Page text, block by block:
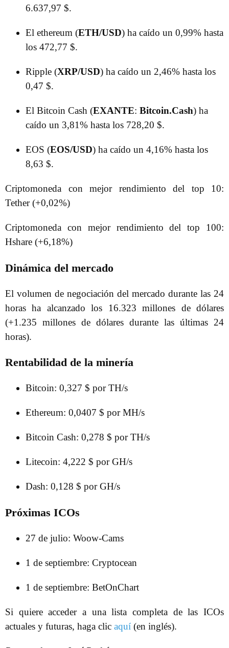
6.637,97 $.
El ethereum (ETH/USD) ha caído un 0,99% hasta
los 472,77 $.
Ripple (XRP/USD) ha caído un 2,46% hasta los
0,47 $.
El Bitcoin Cash (EXANTE: Bitcoin.Cash) ha
caído un 3,81% hasta los 728,20 $.
EOS (EOS/USD) ha caído un 4,16% hasta los
8,63 $.
Criptomoneda con mejor rendimiento del top 10:
Tether (+0,02%)
Criptomoneda con mejor rendimiento del top 100:
Hshare (+6,18%)
Dinámica del mercado
El volumen de negociación del mercado durante las 24
horas ha alcanzado los 16.323 millones de dólares
(+1.235 millones de dólares durante las últimas 24
horas).
Rentabilidad de la minería
Bitcoin: 0,327 $ por TH/s
Ethereum: 0,0407 $ por MH/s
Bitcoin Cash: 0,278 $ por TH/s
Litecoin: 4,222 $ por GH/s
Dash: 0,128 $ por GH/s
Próximas ICOs
27 de julio: Woow-Cams
1 de septiembre: Cryptocean
1 de septiembre: BetOnChart
Si quiere acceder a una lista completa de las ICOs
actuales y futuras, haga clic aquí (en inglés).